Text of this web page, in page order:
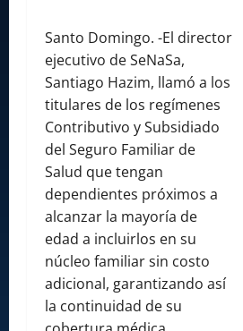
Santo Domingo. -El director
ejecutivo de SeNaSa,
Santiago Hazim, llamó a los
titulares de los regímenes
Contributivo y Subsidiado
del Seguro Familiar de
Salud que tengan
dependientes próximos a
alcanzar la mayoría de
edad a incluirlos en su
núcleo familiar sin costo
adicional, garantizando así
la continuidad de su